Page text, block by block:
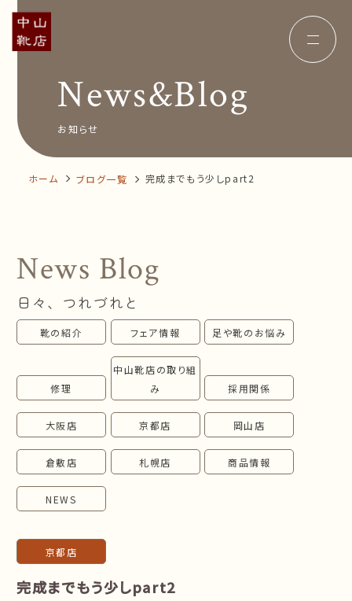
Concept コンセプト
Insole オーダー中敷き
News&Blog
Company 会社概要
オンラインショップ
お問い合わせ
News&Blog
お知らせ
ホーム ブログ一覧 完成までもう少しpart2
News Blog
日々、つれづれと
靴の紹介 フェア情報 足や靴のお悩み
修理
中山靴店の取り組
み
採用関係
大阪店 京都店 岡山店
倉敷店 札幌店 商品情報
NEWS
京都店
完成までもう少しpart2